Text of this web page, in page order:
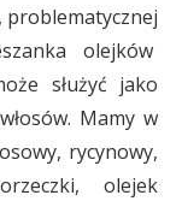
problematycznej
olejków
służyć jako
Mamy w
rycynowy,
olejek